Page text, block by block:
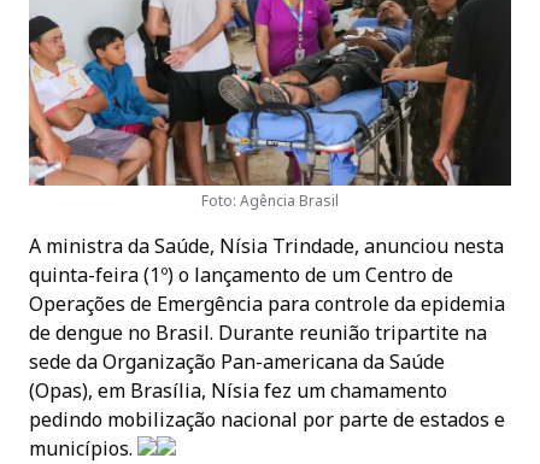
Foto: Agência Brasil
A ministra da Saúde, Nísia Trindade, anunciou nesta
quinta-feira (1º) o lançamento de um Centro de
Operações de Emergência para controle da epidemia
de dengue no Brasil. Durante reunião tripartite na
sede da Organização Pan-americana da Saúde
(Opas), em Brasília, Nísia fez um chamamento
pedindo mobilização nacional por parte de estados e
municípios.